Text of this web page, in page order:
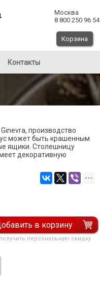
Москва
8 800 250 96 54
Корзина
Контакты
производство
может быть крашенным
ящики. Столешницу
декоративную
в корзину
персональную скидку